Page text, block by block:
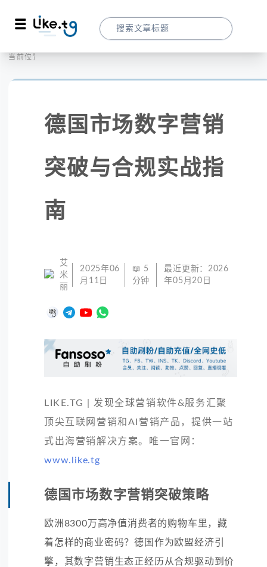
当前位置：
德国市场数字营销
突破与合规实战指
南
艾
米
丽
2025年06
月11日
📖 5
分钟
最近更新： 2026
年05月20日
LIKE.TG | 发现全球营销软件&服务汇聚
顶尖互联网营销和AI营销产品，提供一站
式出海营销解决方案。唯一官网：
www.like.tg
德国市场数字营销突破策略
欧洲8300万高净值消费者的购物车里，藏
着怎样的商业密码？德国作为欧盟经济引
擎，其数字营销生态正经历从合规驱动到价